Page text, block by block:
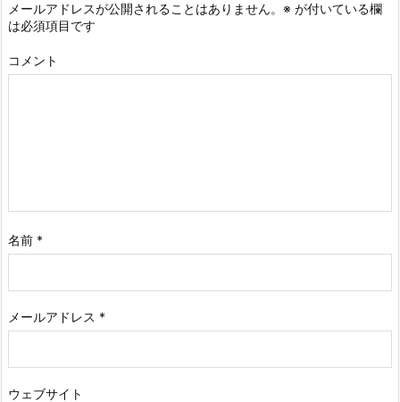
メールアドレスが公開されることはありません。 ※ が付いている欄
は必須項目です
コメント
名前 *
メールアドレス *
ウェブサイト